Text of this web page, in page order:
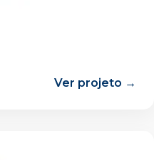
Ver projeto →